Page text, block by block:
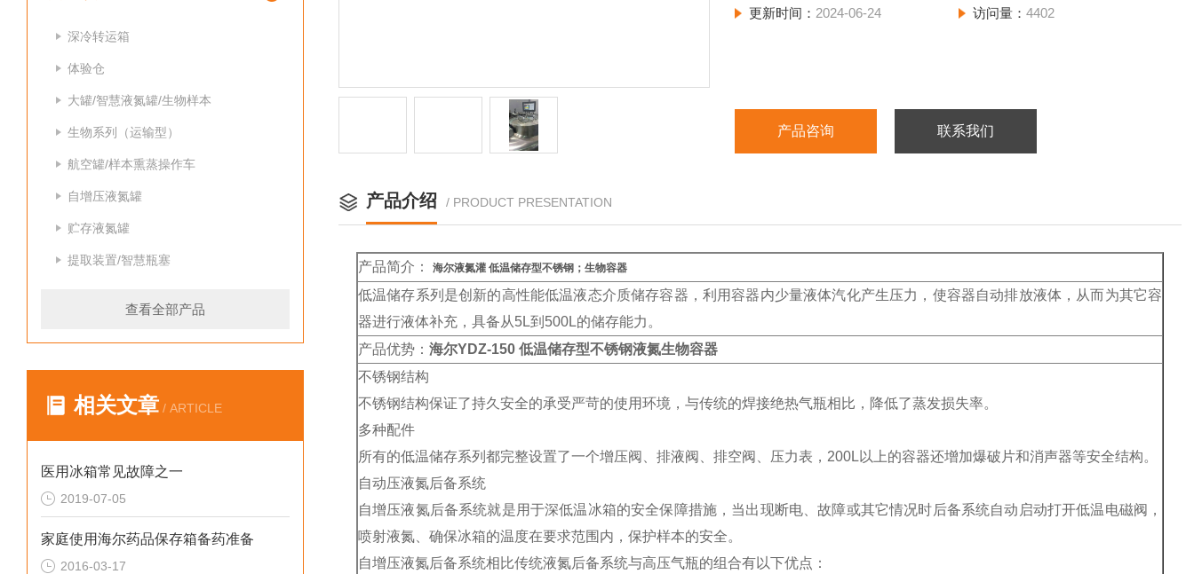
深冷转运箱
体验仓
大罐/智慧液氮罐/生物样本
生物系列（运输型）
航空罐/样本熏蒸操作车
自增压液氮罐
贮存液氮罐
提取装置/智慧瓶塞
查看全部产品
相关文章 / ARTICLE
医用冰箱常见故障之一
2019-07-05
家庭使用海尔药品保存箱备药准备
2016-03-17
更新时间： 2024-06-24 访问量： 4402
产品咨询 联系我们
产品介绍 / PRODUCT PRESENTATION
产品简介： 海尔液氮灌 低温储存型不锈钢；生物容器
低温储存系列是创新的高性能低温液态介质储存容器，利用容器内少量液体汽化产生压力，使容器自动排放液体，从而为其它容
器进行液体补充，具备从5L到500L的储存能力。
产品优势： 海尔YDZ-150 低温储存型不锈钢液氮生物容器
不锈钢结构
不锈钢结构保证了持久安全的承受严苛的使用环境，与传统的焊接绝热气瓶相比，降低了蒸发损失率。
多种配件
所有的低温储存系列都完整设置了一个增压阀、排液阀、排空阀、压力表，200L以上的容器还增加爆破片和消声器等安全结构。
自动压液氮后备系统
自增压液氮后备系统就是用于深低温冰箱的安全保障措施，当出现断电、故障或其它情况时后备系统自动启动打开低温电磁阀，
喷射液氮、确保冰箱的温度在要求范围内，保护样本的安全。
自增压液氮后备系统相比传统液氮后备系统与高压气瓶的组合有以下优点：